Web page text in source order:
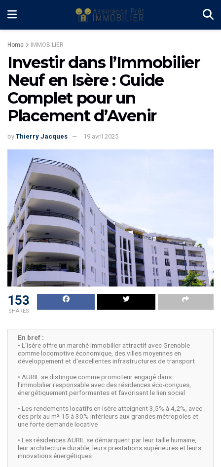
Home IMMOBILIER
Investir dans l’Immobilier
Neuf en Isère : Guide
Complet pour un
Placement d’Avenir
by Thierry Jacques 19 avril 2025
153
SHARES
En bref :
• L'Isère offre un marché immobilier attractif avec Grenoble
comme locomotive économique, des villes moyennes en
développement et d'excellentes infrastructures de transport
• AURIL se distingue comme promoteur engagé dans
l'immobilier responsable avec des résidences éco-conçues,
énergétiquement performantes et favorisant le lien social
• Les rendements locatifs en Isère atteignent 3,5% à 4,2%, avec
des prix au m² 15 à 30% inférieurs aux grandes métropoles et
une forte demande locative
• Les résidences AURIL se démarquent par leur taille humaine,
leur architecture durable, leurs prestations supérieures et leurs
innovations énergétiques